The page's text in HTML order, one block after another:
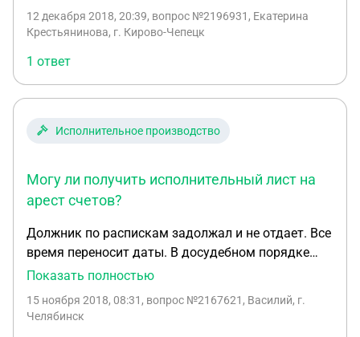
каждому, наложить арест на имущество
карты. Спасибо.
12 декабря 2018, 20:39, вопрос №2196931, Екатерина
Крестьянинова, г. Кирово-Чепецк
1 ответ
Исполнительное производство
Могу ли получить исполнительный лист на
арест счетов?
Должник по распискам задолжал и не отдает. Все
время переносит даты. В досудебном порядке
(без оплаты госпошлины) могу получить
невозможности совершать любые сделки с
Показать полностью
15 ноября 2018, 08:31 , вопрос №2167621, Василий, г.
Челябинск